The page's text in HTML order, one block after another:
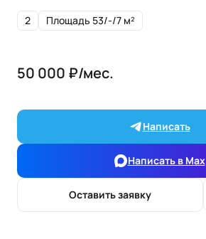
2 Площадь 53/-/7 м²
50 000 ₽/мес.
Написать
Написать в Max
Оставить заявку